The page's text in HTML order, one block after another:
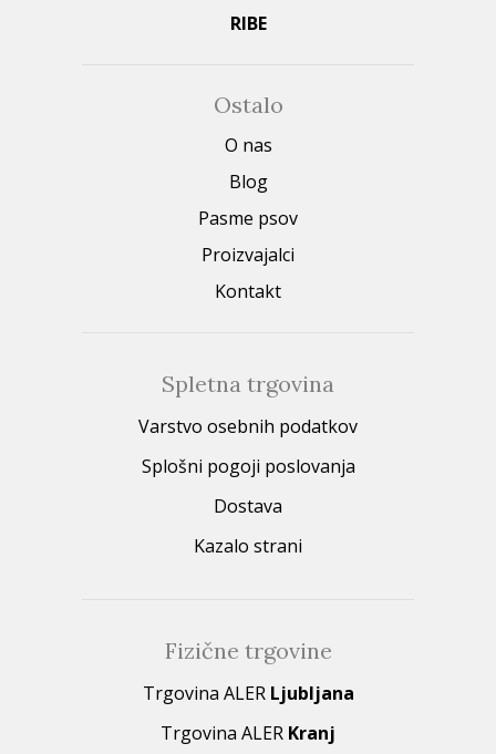
RIBE
Ostalo
O nas
Blog
Pasme psov
Proizvajalci
Kontakt
Spletna trgovina
Varstvo osebnih podatkov
Splošni pogoji poslovanja
Dostava
Kazalo strani
Fizične trgovine
Trgovina ALER Ljubljana
Trgovina ALER Kranj